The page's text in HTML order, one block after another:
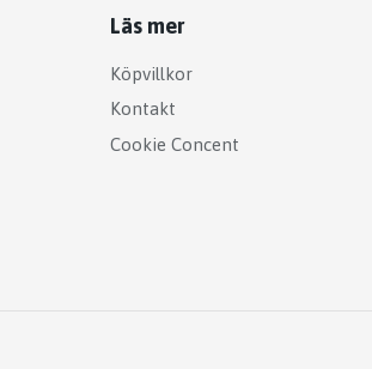
Läs mer
Köpvillkor
Kontakt
Cookie Concent